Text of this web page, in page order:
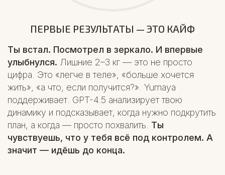
ПЕРВЫЕ РЕЗУЛЬТАТЫ — ЭТО КАЙФ
Ты встал. Посмотрел в зеркало. И впервые
улыбнулся. Лишние 2–3 кг — это не просто
цифра. Это «легче в теле», «больше хочется
жить», «а что, если получится?». Yumaya
поддерживает. GPT-4.5 анализирует твою
динамику и подсказывает, когда нужно подкрутить
план, а когда — просто похвалить. Ты
чувствуешь, что у тебя всё под контролем. А
значит — идёшь до конца.